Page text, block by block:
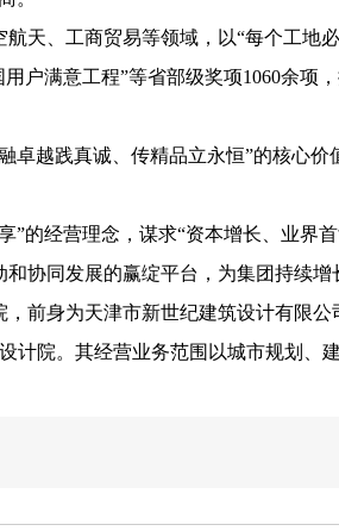
天、工商贸易等领域，以“每个工地
户满意工程”等省部级奖项1060余项
卓越践真诚、传精品立永恒”的核心
”的经营理念，谋求“资本增长、业界
协同发展的赢绽平台，为集团持续
，前身为天津市新世纪建筑设计有限公
设计院。其经营业务范围以城市规划、